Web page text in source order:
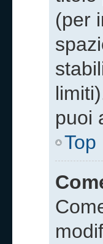
(per
puoi
Top